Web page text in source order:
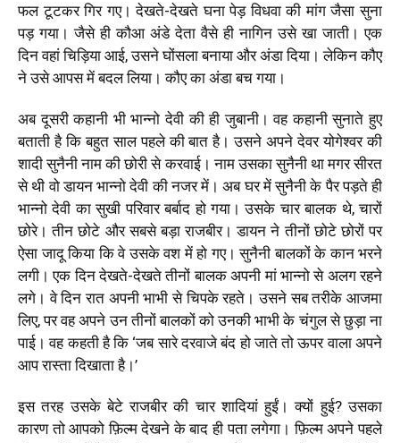
फल टूटकर गिर गए। देखते-देखते घना पेड़ विधवा की मांग जैसा सुना
पड़ गया। जैसे ही कौआ अंडे देता वैसे ही नागिन उसे खा जाती। एक
दिन वहां चिड़िया आई, उसने घोंसला बनाया और अंडा दिया। लेकिन कौए
ने उसे आपस में बदल लिया। कौए का अंडा बच गया।
अब दूसरी कहानी भी भान्नो देवी की ही जुबानी। वह कहानी सुनाते हुए
बताती है कि बहुत साल पहले की बात है। उसने अपने देवर योगेश्वर की
शादी सुनैनी नाम की छोरी से करवाई। नाम उसका सुनैनी था मगर सीरत
से थी वो डायन भान्नो देवी की नजर में। अब घर में सुनैनी के पैर पड़ते ही
भान्नो देवी का सुखी परिवार बर्बाद हो गया। उसके चार बालक थे, चारों
छोरे। तीन छोटे और सबसे बड़ा राजबीर। डायन ने तीनों छोटे छोरों पर
ऐसा जादू किया कि वे उसके वश में हो गए। सुनैनी बालकों के कान भरने
लगी। एक दिन देखते-देखते तीनों बालक अपनी मां भान्नो से अलग रहने
लगे। वे दिन रात अपनी भाभी से चिपके रहते। उसने सब तरीके आजमा
लिए, पर वह अपने उन तीनों बालकों को उनकी भाभी के चंगुल से छुड़ा ना
पाई। वह कहती है कि ‘जब सारे दरवाजे बंद हो जाते तो ऊपर वाला अपने
आप रास्ता दिखाता है।’
इस तरह उसके बेटे राजबीर की चार शादियां हुईं। क्यों हुई? उसका
कारण तो आपको फ़िल्म देखने के बाद ही पता लगेगा। फ़िल्म अपने पहले